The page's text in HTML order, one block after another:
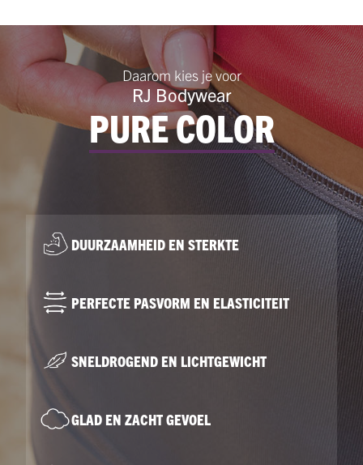
Daarom kies je voor
RJ Bodywear
PURE COLOR
DUURZAAMHEID EN STERKTE
PERFECTE PASVORM EN ELASTICITEIT
SNELDROGEND EN LICHTGEWICHT
GLAD EN ZACHT GEVOEL